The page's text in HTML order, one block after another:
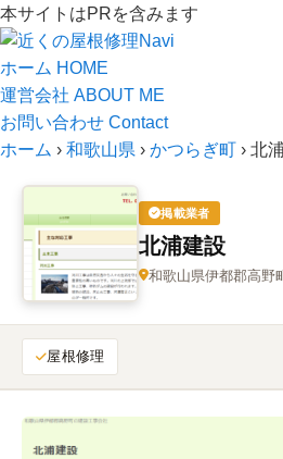
本サイトはPRを含みます
ホーム HOME
運営会社 ABOUT ME
お問い合わせ Contact
ホーム › 和歌山県 › かつらぎ町 › 北
掲載業者
北浦建設
和歌山県伊都郡高野
屋根修理